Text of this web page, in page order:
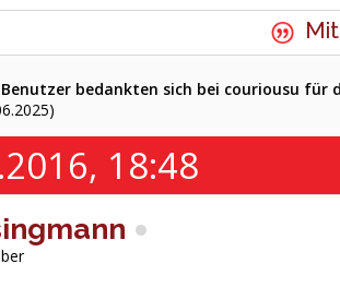
bedankten sich bei couriousu für
18:48